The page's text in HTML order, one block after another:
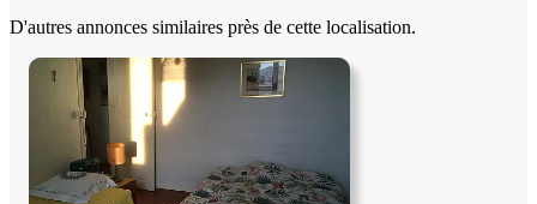
D'autres annonces similaires près de cette localisation.